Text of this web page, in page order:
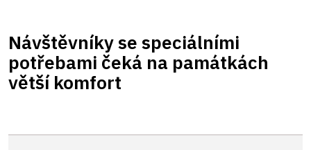
Návštěvníky se speciálními
potřebami čeká na památkách
větší komfort